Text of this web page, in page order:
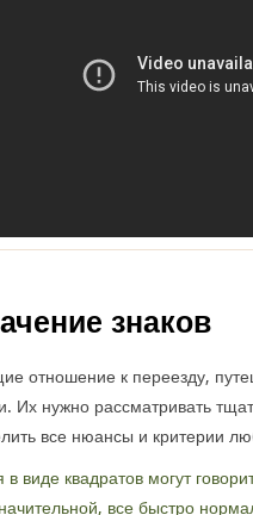
знаков
отношение к переезду,
Их нужно рассматривать
все нюансы и критерии
в виде квадратов могут
все быстро